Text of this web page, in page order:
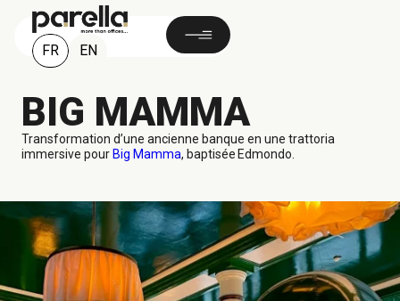
FR EN
BIG MAMMA
Transformation d’une ancienne banque en une trattoria
immersive pour Big Mamma, baptisée Edmondo
800 M²
Hambourg, ALLEMAGNE